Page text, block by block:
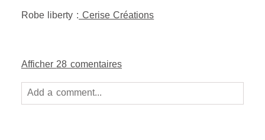
Robe liberty : Cerise Créations
Afficher 28 comentaires
Add a comment...